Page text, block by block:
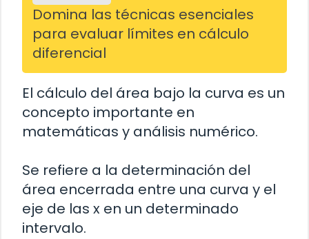
Domina las técnicas esenciales
para evaluar límites en cálculo
diferencial
El cálculo del área bajo la curva es un
concepto importante en
matemáticas y análisis numérico.
Se refiere a la determinación del
área encerrada entre una curva y el
eje de las x en un determinado
intervalo.